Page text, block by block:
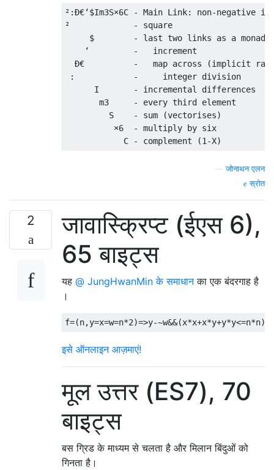
²:Ð€‘$Im3S×6C - Main Link: non-
²             - square
     $        - last two links as a monad:
‘         -   increment
Ð€          -   map across (implicit
:            -     integer division
I       - incremental differences
m3     - every third element
S    - sum (vectorises)
×6  - multiply by six
—जोनाथन एलन
स्रोत
2
जावास्क्रिप्ट (ईएस 6),
65 बाइट्स
यह @ JungHwanMin के समाधानका एक बंदरगाह है
।
f=(n,y=x=w=n*2)=>y-~w&&(x*x+x*y+y*y<=n*n)+
इसे ऑनलाइन आज़माएं!
मूल उत्तर (ES7), 70
बाइट्स
बस ग्रिड के माध्यम से चलता है और मिलान बिंदुओं को
गिनता है।